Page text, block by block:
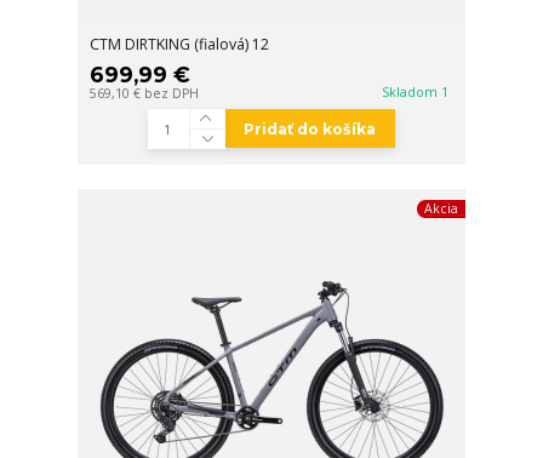
CTM DIRTKING (fialová) 12
699,99 €
569,10 € bez DPH Skladom 1
Pridať do košíka
Akcia